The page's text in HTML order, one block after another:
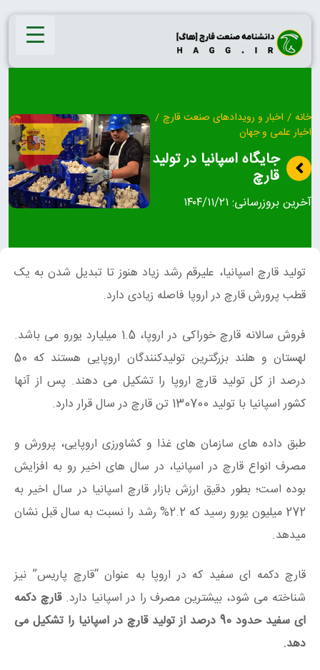
Skip
content
خانه / اخبار و رویدادهای صنعت قارچ /
اخبار علمی و جهان
جایگاه اسپانیا در تولید
قارچ
آخرین بروزرسانی: ۱۴۰۴/۱۱/۲۱
تولید قارچ اسپانیا، علیرقم رشد زیاد هنوز تا تبدیل شدن به یک
قطب پرورش قارچ در اروپا فاصله زیادی دارد.
فروش سالانه قارچ خوراکی در اروپا، 1.5 میلیارد یورو می باشد.
لهستان و هلند بزرگترین تولیدکنندگان اروپایی هستند که 50
درصد از کل تولید قارچ اروپا را تشکیل می دهند. پس از آنها
کشور اسپانیا با تولید 130700 تن قارچ در سال قرار دارد.
طبق داده های سازمان های غذا و کشاورزی اروپایی، پرورش و
مصرف انواع قارچ در اسپانیا، در سال های اخیر رو به افزایش
بوده است؛ بطور دقیق ارزش بازار قارچ اسپانیا در سال اخیر به
272 میلیون یورو رسید که 2.2% رشد را نسبت به سال قبل نشان
میدهد.
قارچ دکمه ای سفید که در اروپا به عنوان “قارچ پاریس” نیز
شناخته می شود، بیشترین مصرف را در اسپانیا دارد.قارچ دکمه
ای سفید حدود 90 درصد از تولید قارچ در اسپانیا را تشکیل می
دهد.